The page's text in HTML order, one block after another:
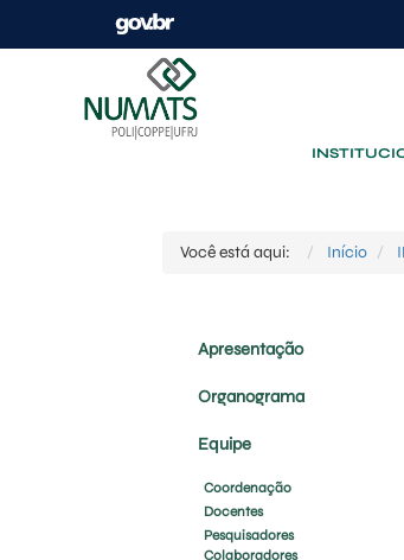
Você está aqui: Início
Apresentação
Organograma
Equipe
Coordenação
Docentes
Pesquisadores
Colaboradores